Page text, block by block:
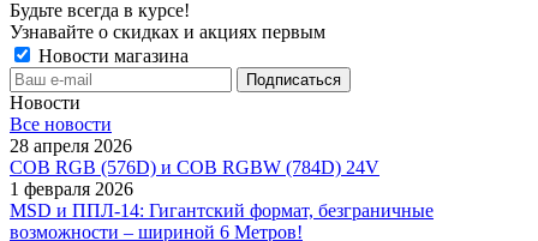
Будьте всегда в курсе!
Узнавайте о скидках и акциях первым
Новости магазина
Новости
Все новости
28 апреля 2026
COB RGB (576D) и COB RGBW (784D) 24V
1 февраля 2026
MSD и ППЛ-14: Гигантский формат, безграничные
возможности – шириной 6 Метров!